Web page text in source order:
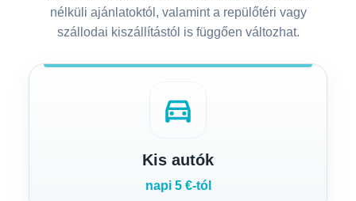
nélküli ajánlatoktól, valamint a repülőtéri vagy
szállodai kiszállítástól is függően változhat.
directions_car
Kis autók
napi 5 €-tól